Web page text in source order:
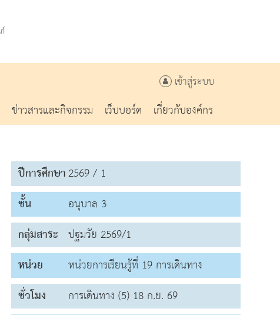
เข้าสู่ระบบ
ข่าวสารและกิจกรรม เว็บบอร์ด
เกี่ยวกับองค์กร
ปีการศึกษา2569 / 1
ชั้น
อนุบาล 3
กลุ่มสาระ ปฐมวัย 2569/1
หน่วย
หน่วยการเรียนรู้ที่ 19 การเดินทาง
ชั่วโมง
การเดินทาง (5) 18 ก.ย. 69